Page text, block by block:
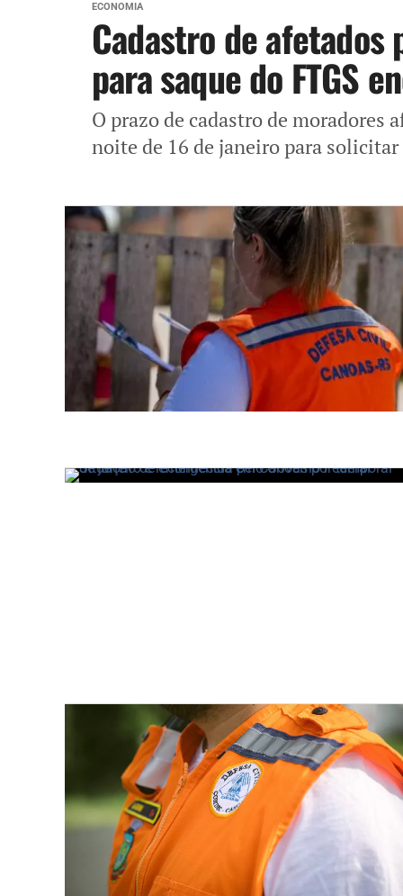
ECONOMIA
Cadastro de
para saque do FTGS
O prazo de cadastro de moradores
noite de 16 de janeiro para